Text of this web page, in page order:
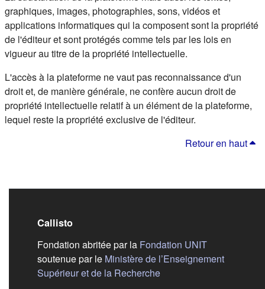
graphiques, images, photographies, sons, vidéos et
applications informatiques qui la composent sont la propriété
de l'éditeur et sont protégés comme tels par les lois en
vigueur au titre de la propriété intellectuelle.
L'accès à la plateforme ne vaut pas reconnaissance d'un
droit et, de manière générale, ne confère aucun droit de
propriété intellectuelle relatif à un élément de la plateforme,
lequel reste la propriété exclusive de l'éditeur.
Retour en haut
Callisto
Fondation abritée par la Fondation UNIT(s'ouvre
soutenue par le Ministère de l’Enseignement
Supérieur et de la Recherche(s'ouvre dans un nouvel